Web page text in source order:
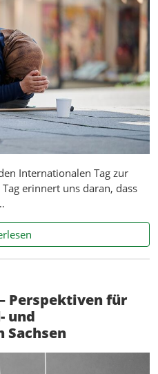
Internationalen Tag zur
erinnert uns daran, dass
Armut ist kein Schicksal –
Perspektiven für
und